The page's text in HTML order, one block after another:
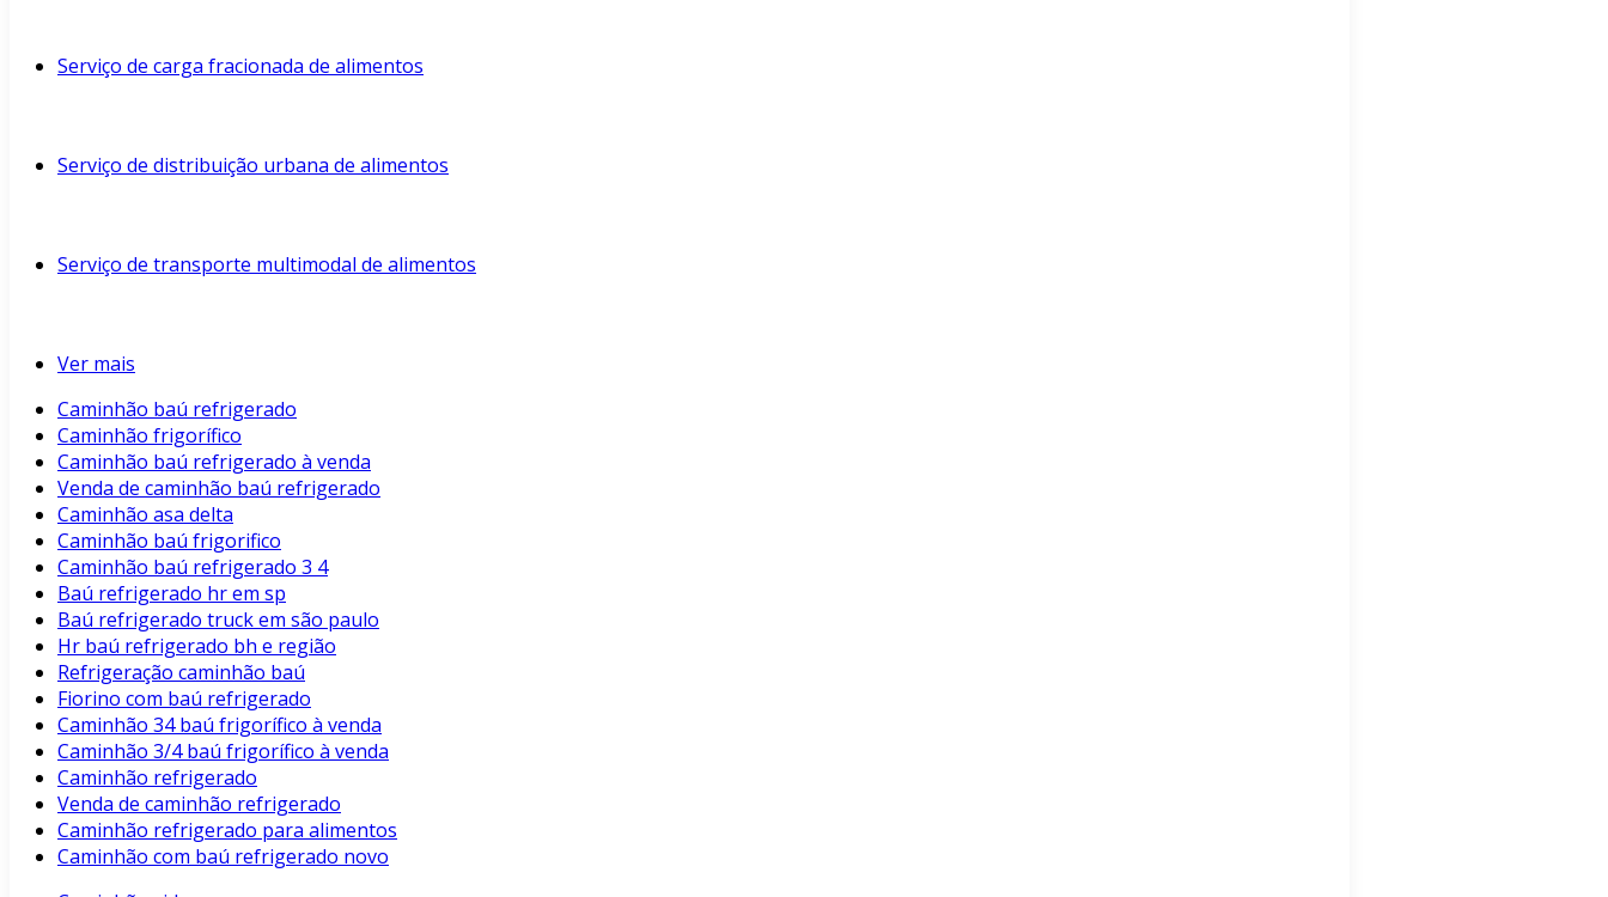
Serviço de carga fracionada de alimentos
Serviço de distribuição urbana de alimentos
Serviço de transporte multimodal de alimentos
Ver mais
Caminhão baú refrigerado
Caminhão frigorífico
Caminhão baú refrigerado à venda
Venda de caminhão baú refrigerado
Caminhão asa delta
Caminhão baú frigorifico
Caminhão baú refrigerado 3 4
Baú refrigerado hr em sp
Baú refrigerado truck em são paulo
Hr baú refrigerado bh e região
Refrigeração caminhão baú
Fiorino com baú refrigerado
Caminhão 34 baú frigorífico à venda
Caminhão 3/4 baú frigorífico à venda
Caminhão refrigerado
Venda de caminhão refrigerado
Caminhão refrigerado para alimentos
Caminhão com baú refrigerado novo